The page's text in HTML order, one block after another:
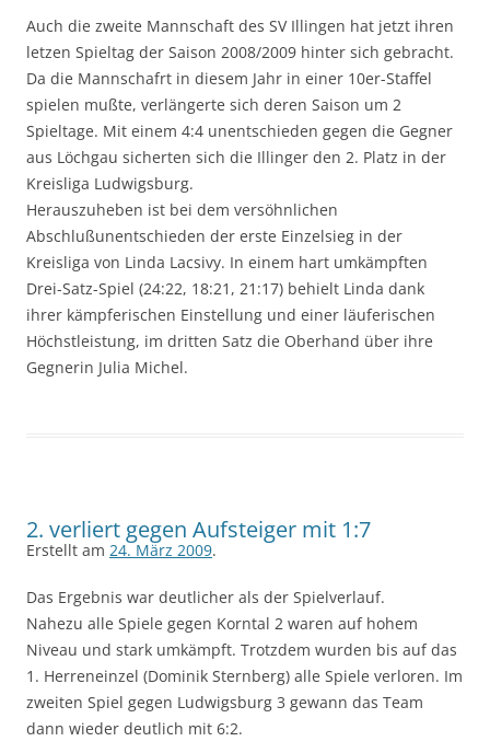
Auch die zweite Mannschaft des SV Illingen hat jetzt ihren
letzen Spieltag der Saison 2008/2009 hinter sich gebracht.
Da die Mannschafrt in diesem Jahr in einer 10er-Staffel
spielen mußte, verlängerte sich deren Saison um 2
Spieltage. Mit einem 4:4 unentschieden gegen die Gegner
aus Löchgau sicherten sich die Illinger den 2. Platz in der
Kreisliga Ludwigsburg.
Herauszuheben ist bei dem versöhnlichen
Abschlußunentschieden der erste Einzelsieg in der
Kreisliga von Linda Lacsivy. In einem hart umkämpften
Drei-Satz-Spiel (24:22, 18:21, 21:17) behielt Linda dank
ihrer kämpferischen Einstellung und einer läuferischen
Höchstleistung, im dritten Satz die Oberhand über ihre
Gegnerin Julia Michel.
2. verliert gegen Aufsteiger mit 1:7
Erstellt am 24. März 2009.
Das Ergebnis war deutlicher als der Spielverlauf.
Nahezu alle Spiele gegen Korntal 2 waren auf hohem
Niveau und stark umkämpft. Trotzdem wurden bis auf das
1. Herreneinzel (Dominik Sternberg) alle Spiele verloren. Im
zweiten Spiel gegen Ludwigsburg 3 gewann das Team
dann wieder deutlich mit 6:2.